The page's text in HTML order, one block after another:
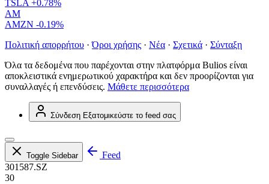
TSLA +0.78%
AM
AMZN -0.19%
Πολιτική απορρήτου · Όροι χρήσης · Νέα · Σχετικά · Σύνταξη
Όλα τα δεδομένα που παρέχονται στην πλατφόρμα Bulios είναι
αποκλειστικά ενημερωτικού χαρακτήρα και δεν προορίζονται για
συναλλαγές ή επενδύσεις. Μάθετε περισσότερα
Σύνδεση Εξατομικεύστε το feed σας
Toggle Sidebar
Feed
301587.SZ
30